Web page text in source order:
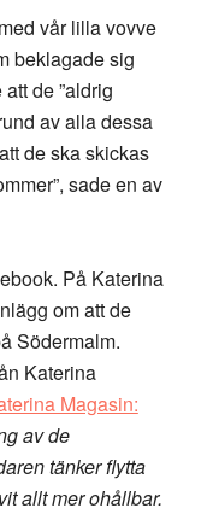
vår lilla vovve
beklagade sig
de ”aldrig
av alla dessa
de ska skickas
sade en av
På Katerina
om att de
Södermalm.
Katerina
Magasin:
av de
tänker flytta
allt mer ohållbar.